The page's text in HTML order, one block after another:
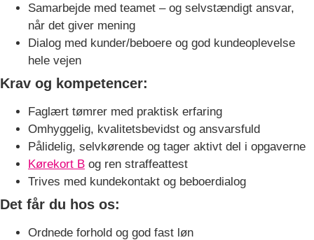
Samarbejde med teamet – og selvstændigt ansvar,
når det giver mening
Dialog med kunder/beboere og god kundeoplevelse
hele vejen
Krav og kompetencer:
Faglært tømrer med praktisk erfaring
Omhyggelig, kvalitetsbevidst og ansvarsfuld
Pålidelig, selvkørende og tager aktivt del i opgaverne
Kørekort B og ren straffeattest
Trives med kundekontakt og beboerdialog
Det får du hos os:
Ordnede forhold og god fast løn